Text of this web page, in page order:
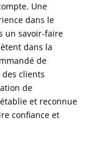
Une
dans le
un savoir-faire
dans la
de
clients
de
et reconnue
confiance et